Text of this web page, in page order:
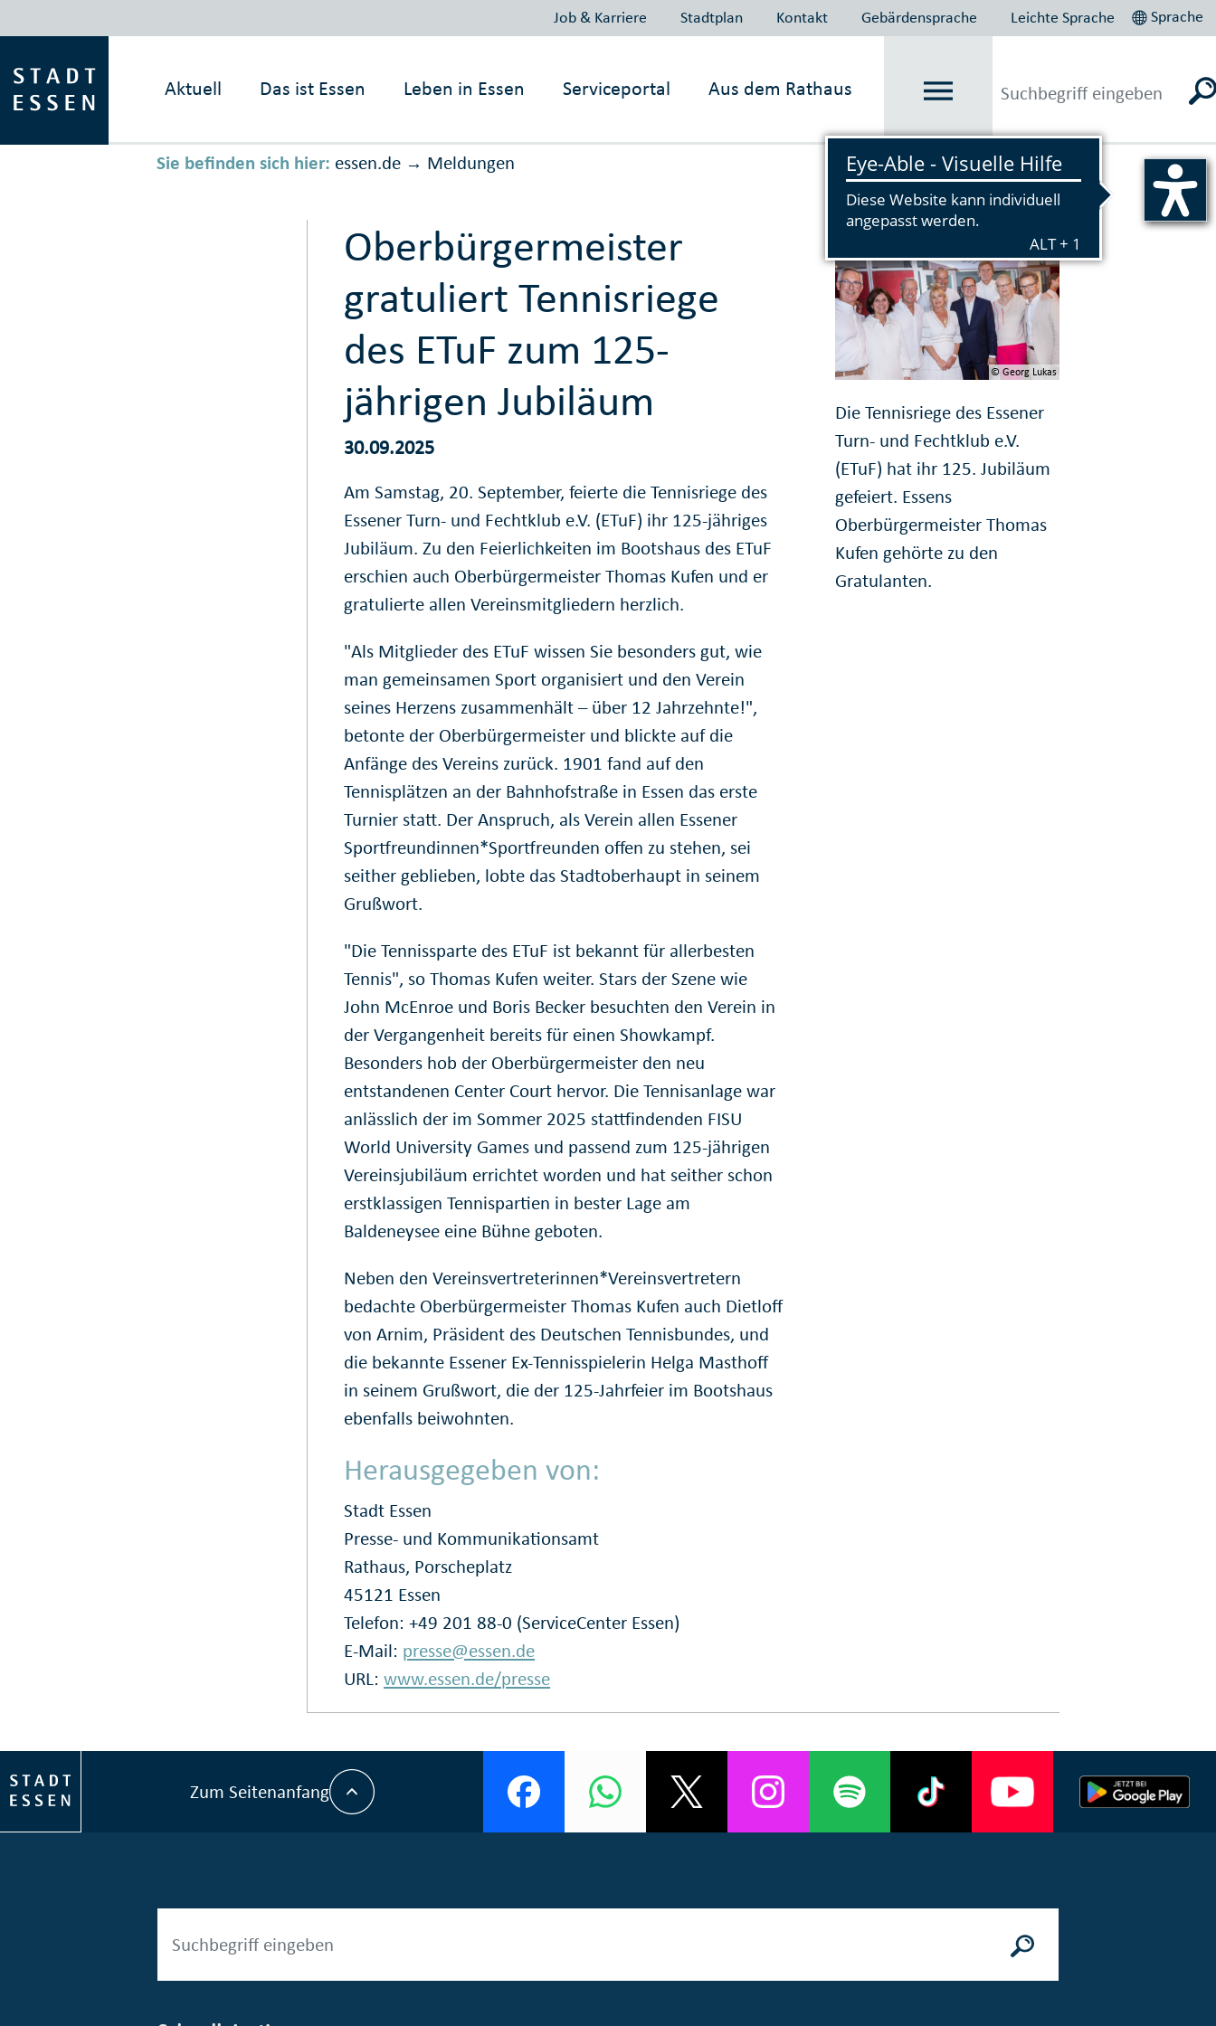
Job & Karriere Stadtplan Kontakt Gebärdensprache Leichte Sprache Sprache
Aktuell Das ist Essen Leben in Essen Serviceportal Aus dem Rathaus
Sie befinden sich hier: essen.de → Meldungen Vorlesen
Oberbürgermeister
gratuliert Tennisriege
des ETuF zum 125-
jährigen Jubiläum
30.09.2025
Am Samstag, 20. September, feierte die Tennisriege des
Essener Turn- und Fechtklub e.V. (ETuF) ihr 125-jähriges
Jubiläum. Zu den Feierlichkeiten im Bootshaus des ETuF
erschien auch Oberbürgermeister Thomas Kufen und er
gratulierte allen Vereinsmitgliedern herzlich.
"Als Mitglieder des ETuF wissen Sie besonders gut, wie
man gemeinsamen Sport organisiert und den Verein
seines Herzens zusammenhält – über 12 Jahrzehnte!",
betonte der Oberbürgermeister und blickte auf die
Anfänge des Vereins zurück. 1901 fand auf den
Tennisplätzen an der Bahnhofstraße in Essen das erste
Turnier statt. Der Anspruch, als Verein allen Essener
Sportfreundinnen*Sportfreunden offen zu stehen, sei
seither geblieben, lobte das Stadtoberhaupt in seinem
Grußwort.
"Die Tennissparte des ETuF ist bekannt für allerbesten
Tennis", so Thomas Kufen weiter. Stars der Szene wie
John McEnroe und Boris Becker besuchten den Verein in
der Vergangenheit bereits für einen Showkampf.
Besonders hob der Oberbürgermeister den neu
entstandenen Center Court hervor. Die Tennisanlage war
anlässlich der im Sommer 2025 stattfindenden FISU
World University Games und passend zum 125-jährigen
Vereinsjubiläum errichtet worden und hat seither schon
erstklassigen Tennispartien in bester Lage am
Baldeneysee eine Bühne geboten.
Neben den Vereinsvertreterinnen*Vereinsvertretern
bedachte Oberbürgermeister Thomas Kufen auch Dietloff
von Arnim, Präsident des Deutschen Tennisbundes, und
die bekannte Essener Ex-Tennisspielerin Helga Masthoff
in seinem Grußwort, die der 125-Jahrfeier im Bootshaus
ebenfalls beiwohnten.
Herausgegeben von:
Stadt Essen
Presse- und Kommunikationsamt
Rathaus, Porscheplatz
45121 Essen
Telefon: +49 201 88-0 (ServiceCenter Essen)
E-Mail: presse@essen.de
URL:www.essen.de/presse
© Georg Lukas
Die Tennisriege des Essener
Turn- und Fechtklub e.V.
(ETuF) hat ihr 125. Jubiläum
gefeiert. Essens
Oberbürgermeister Thomas
Kufen gehörte zu den
Gratulanten.
Zum Seitenanfang